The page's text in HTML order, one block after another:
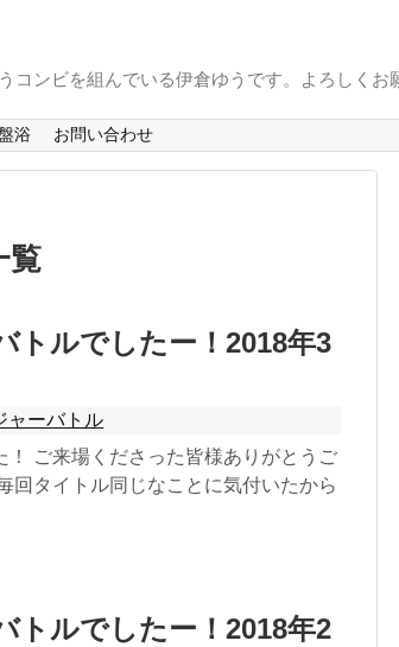
ンビを組んでいる伊倉ゆうです。よろしくお
浴 お問い合わせ
覧
トルでしたー！2018年3
ャーバトル
！ ご来場くださった皆様ありがとうご
回タイトル同じなことに気付いたから
トルでしたー！2018年2